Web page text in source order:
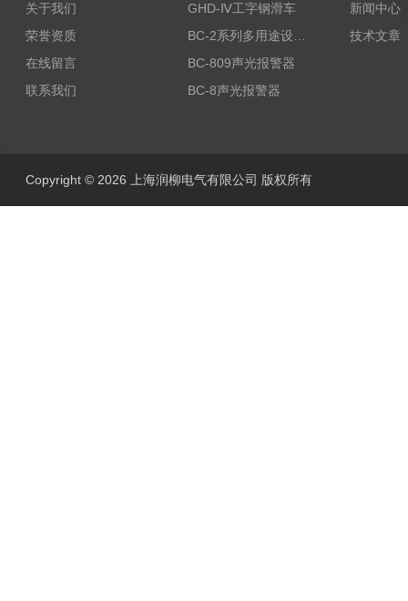
关于我们
荣誉资质
在线留言
联系我们
GHD-Ⅳ工字钢滑车
BC-809声光报警器
BC-8声光报警器
新闻中心
技术文章
Copyright © 2026 上海润柳电气有限公司 版权所有